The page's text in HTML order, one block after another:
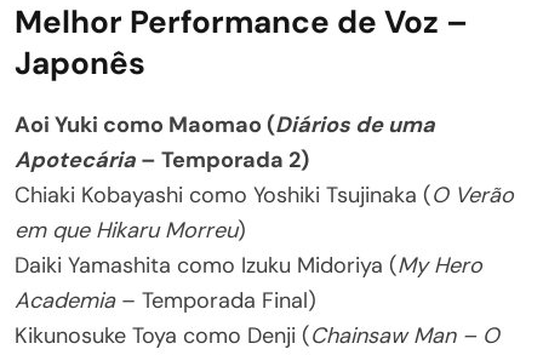
Melhor Performance de Voz –
Japonês
Aoi Yuki como Maomao (Diários de uma
Apotecária – Temporada 2)
Chiaki Kobayashi como Yoshiki Tsujinaka (O Verão
em que Hikaru Morreu)
Daiki Yamashita como Izuku Midoriya (My Hero
Academia– Temporada Final)
Kikunosuke Toya como Denji (Chainsaw Man – O